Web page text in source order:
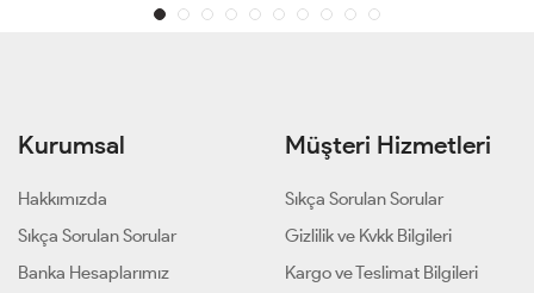
Kurumsal
Hakkımızda
Sıkça Sorulan Sorular
Banka Hesaplarımız
Müşteri Hizmetleri
Sıkça Sorulan Sorular
Gizlilik ve Kvkk Bilgileri
Kargo ve Teslimat Bilgileri